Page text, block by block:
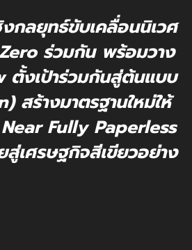
ลยุทธ์ขับเคลื่อนนิเวศ
ร่วมกัน พร้อมวาง
ตั้งเป้าร่วมกันสู่ต้นแบบ
สร้างมาตรฐานใหม่ให้
Fully Paperless
เศรษฐกิจสีเขียวอย่าง